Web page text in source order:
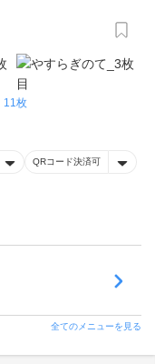
11枚
QRコード決済可
全てのメニューを見る